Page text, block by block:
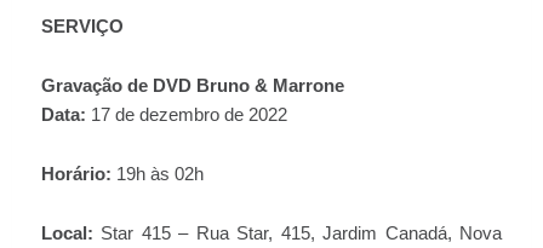
SERVIÇO
Gravação de DVD Bruno & Marrone
Data: 17 de dezembro de 2022
Horário: 19h às 02h
Local: Star 415 – Rua Star, 415, Jardim Canadá, Nova